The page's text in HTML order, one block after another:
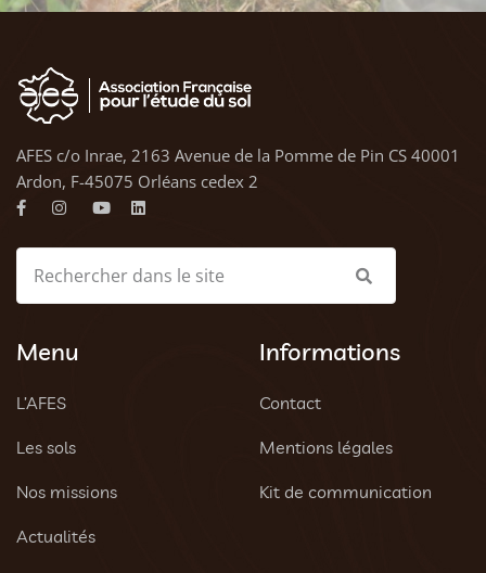
AFES c/o Inrae, 2163 Avenue de la Pomme de Pin CS 40001
Ardon, F-45075 Orléans cedex 2
Menu
L’AFES
Les sols
Nos missions
Actualités
Informations
Contact
Mentions légales
Kit de communication